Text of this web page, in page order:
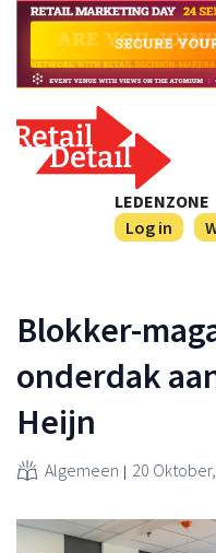
LEDENZONE
Log in
Blokker-
onderdak
Heijn
Algemeen 20